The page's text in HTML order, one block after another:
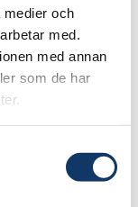
medier och
med.
med annan
som de har